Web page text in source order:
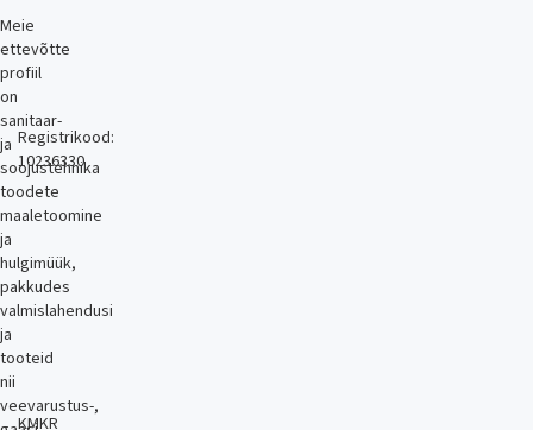
Meie
ettevõtte
profiil
on
sanitaar-
ja
soojustehnika
toodete
maaletoomine
ja
hulgimüük,
pakkudes
valmislahendusi
ja
tooteid
nii
veevarustus-,
Registrikood:
10236330
KMKR